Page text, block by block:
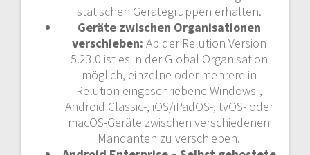
statischen Gerätegruppen erhalten.
Geräte zwischen Organisationen
verschieben: Ab der Relution Version
5.23.0 ist es in der Global Organisation
möglich, einzelne oder mehrere in
Relution eingeschriebene Windows-,
Android Classic-, iOS/iPadOS-, tvOS- oder
macOS-Geräte zwischen verschiedenen
Mandanten zu verschieben.